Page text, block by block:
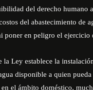
del derecho humano
del abastecimiento de
poner en peligro el ejercicio
la Ley establece la
disponible a quien pueda
el ámbito doméstico,